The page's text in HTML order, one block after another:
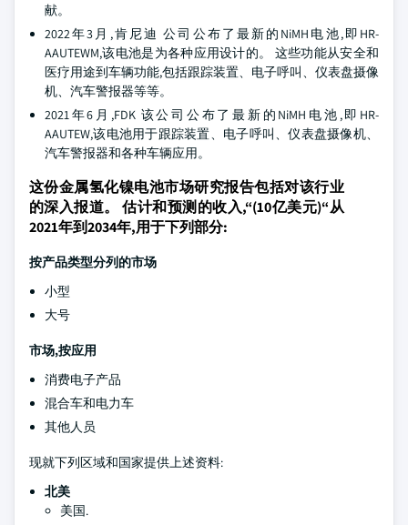
献。
2022年3月,肯尼迪 公司公布了最新的NiMH电池,即HR-
AAUTEWM,该电池是为各种应用设计的。 这些功能从安全和
医疗用途到车辆功能,包括跟踪装置、电子呼叫、仪表盘摄像
机、汽车警报器等等。
2021年6月,FDK 该公司公布了最新的NiMH电池,即HR-
AAUTEW,该电池用于跟踪装置、电子呼叫、仪表盘摄像机、
汽车警报器和各种车辆应用。
这份金属氢化镍电池市场研究报告包括对该行业
的深入报道。 估计和预测的收入,“(10亿美元)“从
2021年到2034年,用于下列部分:
按产品类型分列的市场
小型
大号
市场,按应用
消费电子产品
混合车和电力车
其他人员
现就下列区域和国家提供上述资料:
北美
美国.